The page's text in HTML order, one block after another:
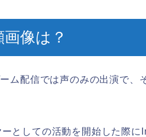
像は？
ム配信では声のみの出演で、
としての活動を開始した際